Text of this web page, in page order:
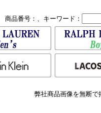
商品番号：、キーワード：
弊社商品画像を無断で